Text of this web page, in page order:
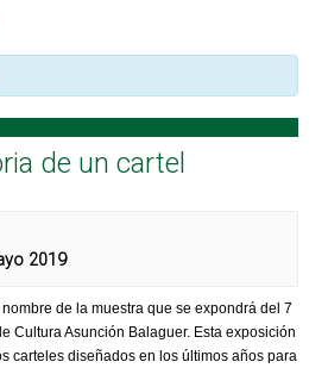
de un cartel
2019
de la muestra que se expondrá del 7
Cultura Asunción Balaguer. Esta exposición
carteles diseñados en los últimos años para